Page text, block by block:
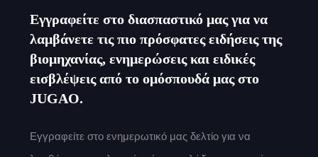
Εγγραφείτε στο διασπαστικό μας για να
λαμβάνετε τις πιο πρόσφατες ειδήσεις της
βιομηχανίας, ενημερώσεις και ειδικές
εισβλέψεις από το ομόσπουδά μας στο
JUGAO.
Εγγραφείτε στο ενημερωτικό μας δελτίο για να